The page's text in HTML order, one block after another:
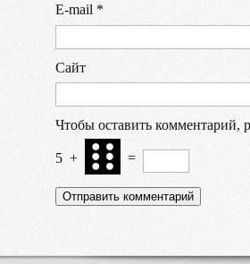
E-mail *
Сайт
Чтобы оставить комментарий,
5 + =